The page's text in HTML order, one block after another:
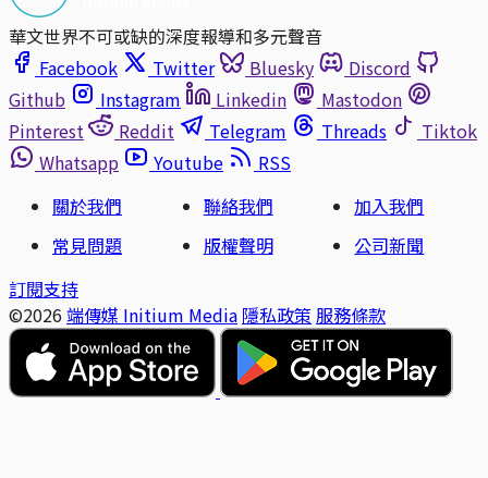
華文世界不可或缺的深度報導和多元聲音
Facebook
Twitter Bluesky
Discord
Github
Instagram Linkedin
Mastodon
Pinterest
Reddit Telegram Threads
Tiktok
Whatsapp
Youtube
RSS
關於我們
聯絡我們
加入我們
常見問題
版權聲明
公司新聞
訂閱支持
©2026 端傳媒 Initium Media 隱私政策 服務條款